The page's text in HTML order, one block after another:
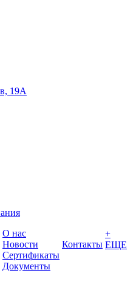
19А
О нас
Новости
Сертификаты
Документы
Контакты
+
ЕЩЕ